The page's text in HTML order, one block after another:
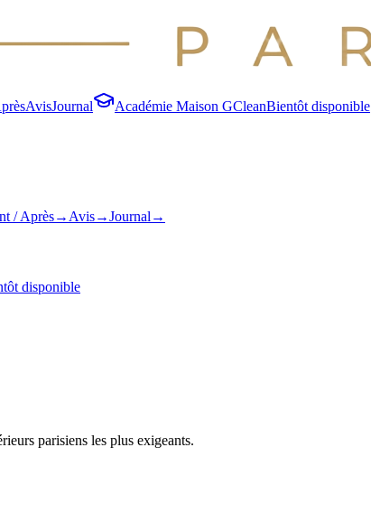
AvisJournal Académie Maison GCleanBientôt disponible
/ Après→ Avis→Journal →
disponible
parisiens les plus exigeants.